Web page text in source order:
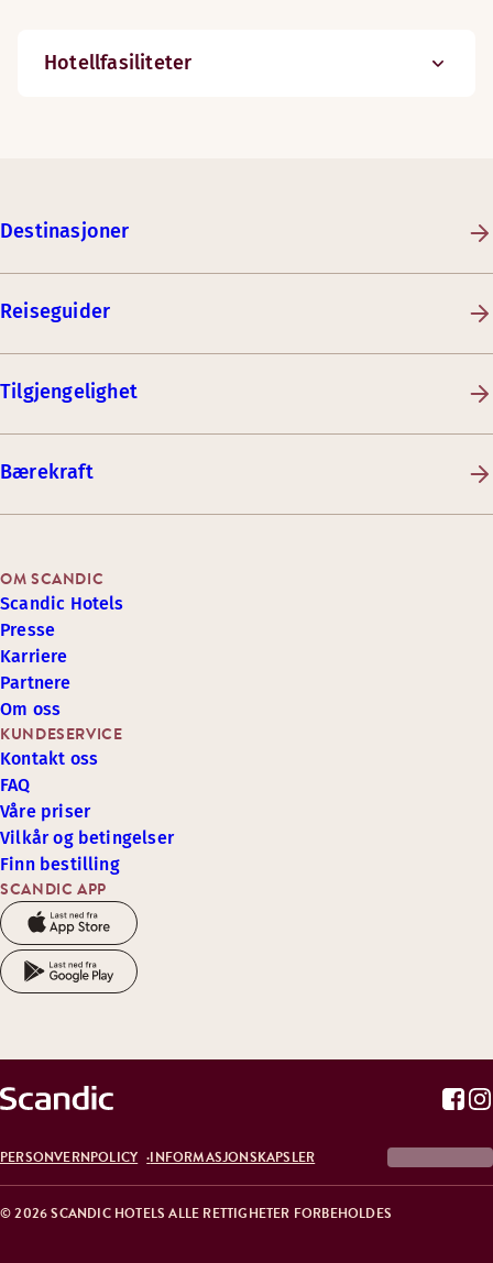
Hotellfasiliteter
Destinasjoner
Reiseguider
Tilgjengelighet
Bærekraft
SCANDIC APP
KUNDESERVICE
Kontakt oss
FAQ
Våre priser
Vilkår og betingelser
Finn bestilling
OM SCANDIC
Scandic Hotels
Presse
Karriere
Partnere
Om oss
© 2026 SCANDIC HOTELS ALLE RETTIGHETER FORBEHOLDES
PERSONVERNPOLICY INFORMASJONSKAPSLER